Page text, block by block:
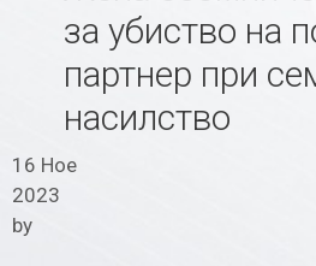
за убиство на
партнер при
насилство
16 Ное
2023
by